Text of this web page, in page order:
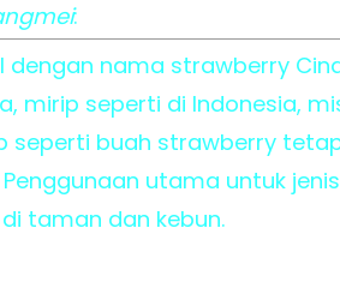
:
nama strawberry
mirip seperti di Indonesia,
buah strawberry
utama untuk
taman dan kebun.